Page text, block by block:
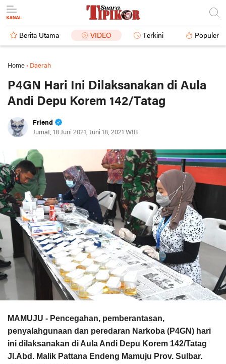
Berita Utama VIDEO Terkini Populer
Home › Daerah
P4GN Hari Ini Dilaksanakan di Aula
Andi Depu Korem 142/Tatag
Friend
Jumat, 18 Juni 2021, Juni 18, 2021 WIB
MAMUJU - Pencegahan, pemberantasan,
penyalahgunaan dan peredaran Narkoba (P4GN) hari
ini dilaksanakan di Aula Andi Depu Korem 142/Tatag
Jl.Abd. Malik Pattana Endeng Mamuju Prov. Sulbar.